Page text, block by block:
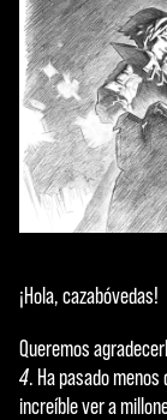
¡Hola, cazabóvedas!
Queremos
4. Ha pasado
increíble ver a